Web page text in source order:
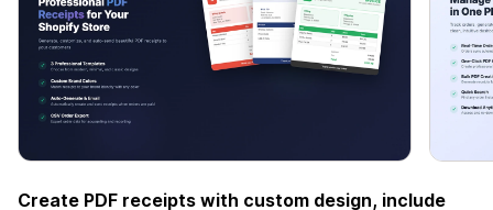
Create PDF receipts with custom design, include